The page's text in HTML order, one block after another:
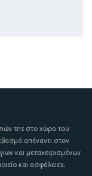
της στο χώρο του
απέναντι στον
και μεταχειρισμένων
και ασφάλειες.